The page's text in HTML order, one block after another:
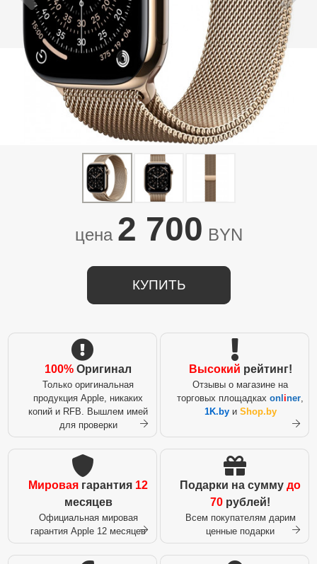
цена 2 700 BYN
КУПИТЬ
100% Оригинал
Только оригинальная
продукция Apple, никаких
копий и RFB. Вышлем имей
для проверки
Высокий рейтинг!
Отзывы о магазине на
торговых площадках onliner
1K.byи Shop.by
Мировая гарантия 12
месяцев
Официальная мировая
гарантия Apple 12 месяцев
Подарки на сумму до
70 рублей!
Всем покупателям дарим
ценные подарки